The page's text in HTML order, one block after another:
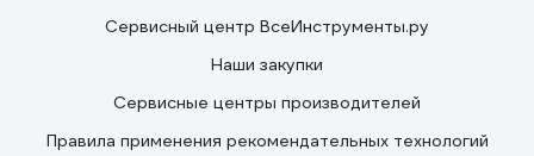
Сервисный центр ВсеИнструменты.ру
Наши закупки
Сервисные центры производителей
Правила применения рекомендательных технологий